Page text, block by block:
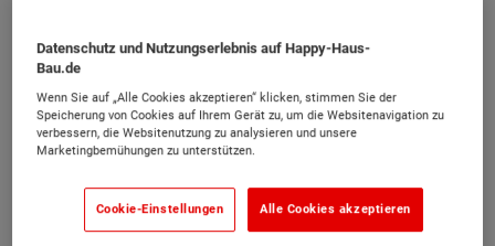
das Nachladen externer Ressourcen von folgenden
Drittanbietern notwendig:
Google Inc.
EINSTELLUNGEN
Datenschutz und Nutzungserlebnis auf Happy-Haus-
Bau.de
Wenn Sie auf „Alle Cookies akzeptieren“ klicken, stimmen Sie der
Speicherung von Cookies auf Ihrem Gerät zu, um die Websitenavigation zu
verbessern, die Websitenutzung zu analysieren und unsere
Marketingbemühungen zu unterstützen.
Cookie-Einstellungen Alle Cookies akzeptieren